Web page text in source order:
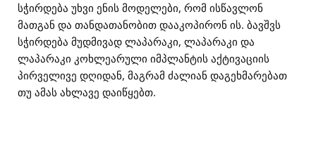
სჭირდება უხვი ენის მოდელები, რომ ისწავლონ
მათგან და თანდათანობით დააკოპირონ ის. ბავშვს
სჭირდება მუდმივად ლაპარაკი, ლაპარაკი და
ლაპარაკი კოხლეარული იმპლანტის აქტივაციის
პირველივე დღიდან, მაგრამ ძალიან დაგეხმარებათ
თუ ამას ახლავე დაიწყებთ.